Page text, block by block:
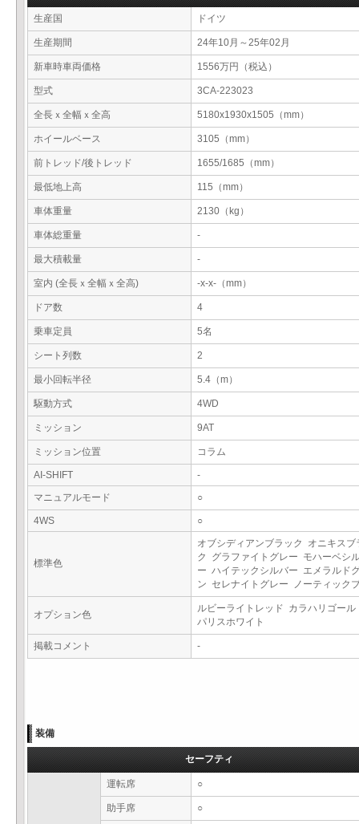
生産国 ドイツ
生産期間 24年10月～25年02月
新車時車両価格 1556万円（税込）
型式 3CA-223023
全長ｘ全幅ｘ全高 5180x1930x1505（mm）
ホイールベース 3105（mm）
前トレッド/後トレッド 1655/1685（mm）
最低地上高 115（mm）
車体重量 2130（kg）
車体総重量 -
最大積載量 -
室内 (全長ｘ全幅ｘ全高) -x-x-（mm）
ドア数 4
乗車定員 5名
シート列数 2
最小回転半径 5.4（m）
駆動方式 4WD
ミッション 9AT
ミッション位置 コラム
AI-SHIFT
-
マニュアルモード
○
4WS ○
標準色
オブシディアンブラック オニキスブ
ク グラファイトグレー モハーベシ
ー ハイテックシルバー エメラルド
ン セレナイトグレー ノーティック
オプション色
ルビーライトレッド カラハリゴー
パリスホワイト
掲載コメント -
装備
セーフティ
運転席 ○
助手席 ○